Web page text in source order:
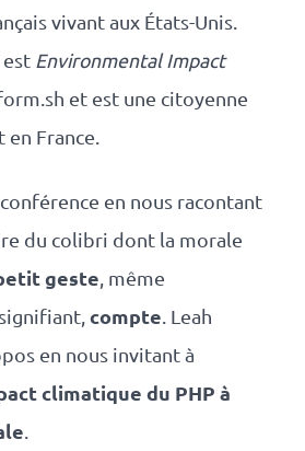
vivant aux États-Unis.
est Environmental Impact
et est une citoyenne
France.
en nous racontant
du colibri dont la morale
geste , même
compte . Leah
en nous invitant à
climatique du PHP à